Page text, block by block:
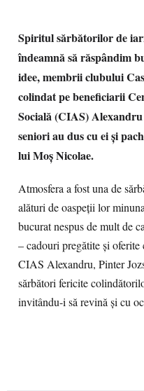
Spiritul sărbătorilor de
îndeamnă să răspândim
idee, membrii clubului
colindat pe beneficiarii
Socială (CIAS)
seniori au dus cu ei și
lui Moș Nicolae.
Atmosfera a fost una de
alături de oaspeții lor
bucurat nespus de mult de
– cadouri pregătite și
CIAS Alexandru, Pinter
sărbători fericite
invitându-i să revină și cu